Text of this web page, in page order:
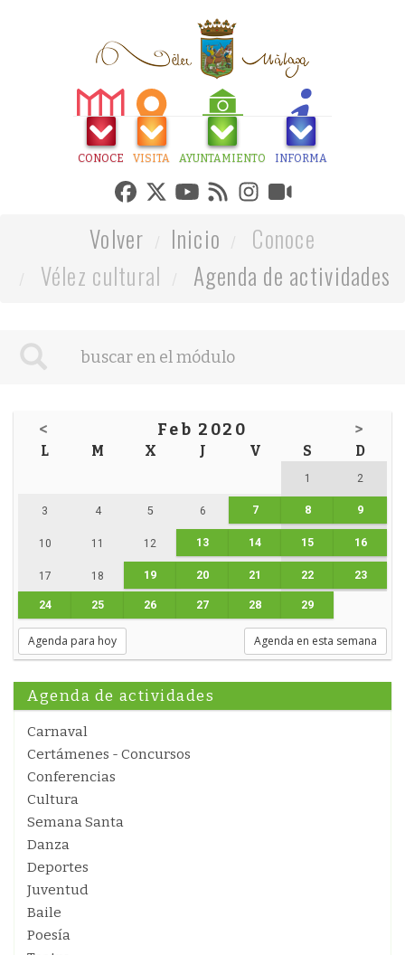
CONOCE VISITA AYUNTAMIENTO INFORMA
Volver Inicio
Conoce
Vélez cultural
Agenda de actividades
< Feb 2020 >
L M X J V S D
1 2
3 4 5 6 7 8 9
10 11 12 13 14 15 16
17 18 19 20 21 22 23
24 25 26 27 28 29
Agenda para hoy Agenda en esta semana
Agenda de actividades
Carnaval
Certámenes - Concursos
Conferencias
Cultura
Semana Santa
Danza
Deportes
Juventud
Baile
Poesía